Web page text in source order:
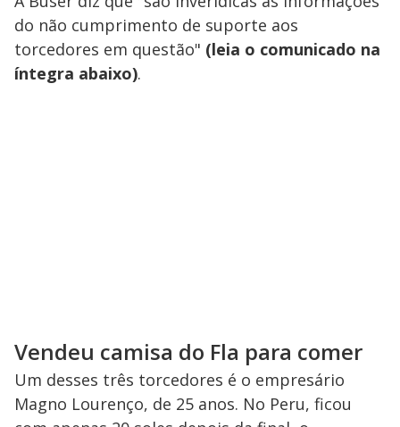
do não cumprimento de suporte aos
torcedores em questão" (leia o comunicado na
íntegra abaixo).
Vendeu camisa do Fla para comer
Um desses três torcedores é o empresário
Magno Lourenço, de 25 anos. No Peru, ficou